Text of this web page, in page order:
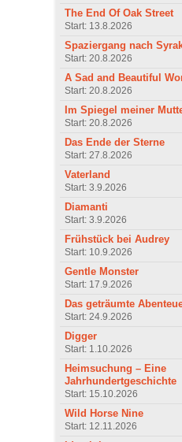
The End Of Oak Street
Start: 13.8.2026
Spaziergang nach
Start: 20.8.2026
A Sad and Beautiful
Start: 20.8.2026
Im Spiegel meiner
Start: 20.8.2026
Das Ende der Sterne
Start: 27.8.2026
Vaterland
Start: 3.9.2026
Diamanti
Start: 3.9.2026
Frühstück bei Audrey
Start: 10.9.2026
Gentle Monster
Start: 17.9.2026
Das geträumte
Start: 24.9.2026
Digger
Start: 1.10.2026
Heimsuchung – Eine
Jahrhundertgeschichte
Start: 15.10.2026
Wild Horse Nine
Start: 12.11.2026